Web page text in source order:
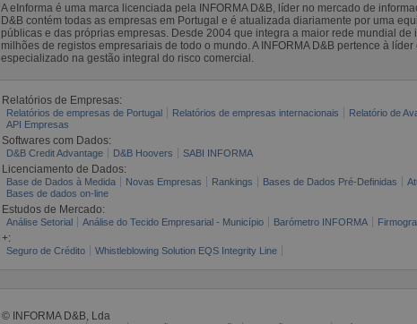
A eInforma é uma marca licenciada pela INFORMA D&B, líder no mercado de
D&B contém todas as empresas em Portugal e é atualizada diariamente por uma
públicas e das próprias empresas. Desde 2004 que integra a maior rede mundial
milhões de registos empresariais de todo o mundo. A INFORMA D&B pertence à
especializado na gestão integral do risco comercial.
Relatórios de Empresas:
Relatórios de empresas de Portugal Relatórios de empresas internacionais Relatório de
API Empresas
Softwares com Dados:
D&B Credit Advantage D&B Hoovers SABI INFORMA
Licenciamento de Dados:
Base de Dados à Medida Novas Empresas Rankings Bases de Dados Pré-Definidas
Bases de dados on-line
Estudos de Mercado:
Análise Setorial Análise do Tecido Empresarial - Município Barómetro INFORMA
+:
Seguro de Crédito Whistleblowing Solution EQS Integrity Line
© INFORMA D&B, Lda